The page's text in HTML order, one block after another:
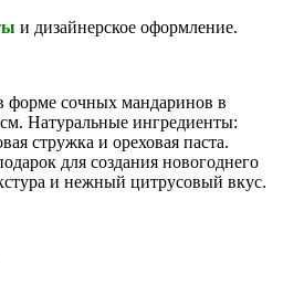
и дизайнерское оформление.
форме сочных мандаринов в
Натуральные ингредиенты:
стружка и ореховая паста.
для создания новогоднего
и нежный цитрусовый вкус.